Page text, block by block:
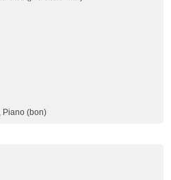
Piano (bon)